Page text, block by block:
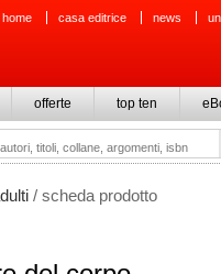
home casa editrice news
offerte top ten
/ scheda prodotto